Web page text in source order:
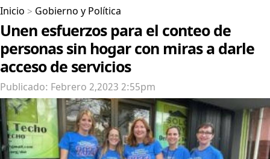
Inicio > Gobierno y Política
Unen esfuerzos para el conteo de
personas sin hogar con miras a darle
acceso de servicios
Publicado: Febrero 2,2023 2:55pm